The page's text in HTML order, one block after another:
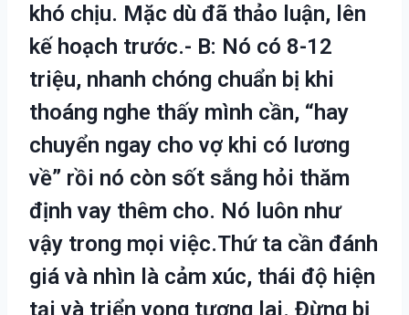
khó chịu. Mặc dù đã thảo luận, lên
kế hoạch trước.- B: Nó có 8-12
triệu, nhanh chóng chuẩn bị khi
thoáng nghe thấy mình cần, “hay
chuyển ngay cho vợ khi có lương
về” rồi nó còn sốt sắng hỏi thăm
định vay thêm cho. Nó luôn như
vậy trong mọi việc.Thứ ta cần đánh
giá và nhìn là cảm xúc, thái độ hiện
tại và triển vọng tương lai. Đừng bị